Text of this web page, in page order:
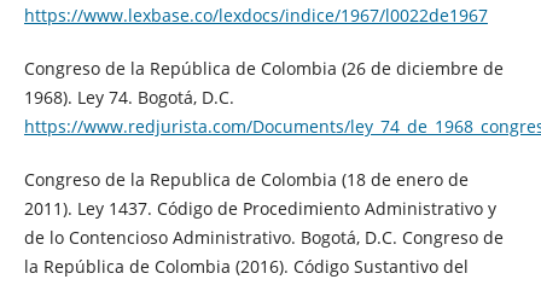
https://www.lexbase.co/lexdocs/indice/1967/l0022de1967
Congreso de la República de Colombia (26 de diciembre de
1968). Ley 74. Bogotá, D.C.
https://www.redjurista.com/Documents/
Congreso de la Republica de Colombia (18 de enero de
2011). Ley 1437. Código de Procedimiento Administrativo y
de lo Contencioso Administrativo. Bogotá, D.C. Congreso de
la República de Colombia (2016). Código Sustantivo del